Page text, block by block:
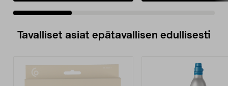
Tavalliset asiat epätavallisen edullisesti